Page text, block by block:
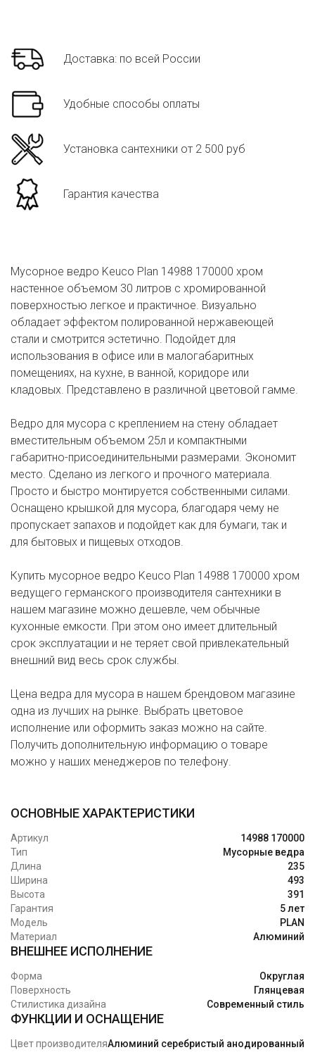
Доставка: по всей России
Удобные способы оплаты
Установка сантехники от 2 500 руб
Гарантия качества
Мусорное ведро Keuco Plan 14988 170000 хром
настенное объемом 30 литров с хромированной
поверхностью легкое и практичное. Визуально
обладает эффектом полированной нержавеющей
стали и смотрится эстетично. Подойдет для
использования в офисе или в малогабаритных
помещениях, на кухне, в ванной, коридоре или
кладовых. Представлено в различной цветовой гамме.
Ведро для мусора с креплением на стену обладает
вместительным объемом 25л и компактными
габаритно-присоединительными размерами. Экономит
место. Сделано из легкого и прочного материала.
Просто и быстро монтируется собственными силами.
Оснащено крышкой для мусора, благодаря чему не
пропускает запахов и подойдет как для бумаги, так и
для бытовых и пищевых отходов.
Купить мусорное ведро Keuco Plan 14988 170000 хром
ведущего германского производителя сантехники в
нашем магазине можно дешевле, чем обычные
кухонные емкости. При этом оно имеет длительный
срок эксплуатации и не теряет свой привлекательный
внешний вид весь срок службы.
Цена ведра для мусора в нашем брендовом магазине
одна из лучших на рынке. Выбрать цветовое
исполнение или оформить заказ можно на сайте.
Получить дополнительную информацию о товаре
можно у наших менеджеров по телефону.
ОСНОВНЫЕ ХАРАКТЕРИСТИКИ
Артикул
14988 170000
Тип
Мусорные ведра
Длина
235
Ширина
493
Высота
391
Гарантия
5 лет
Модель
PLAN
Материал
Алюминий
ВНЕШНЕЕ ИСПОЛНЕНИЕ
Форма
Округлая
Поверхность
Глянцевая
Стилистика дизайна
Современный стиль
ФУНКЦИИ И ОСНАЩЕНИЕ
Цвет производителяАлюминий серебристый анодированный